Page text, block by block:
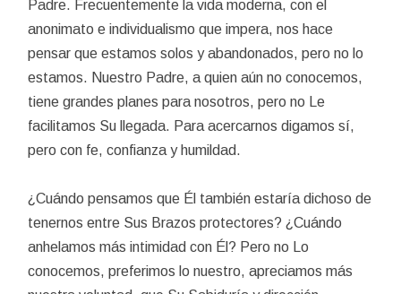
Padre. Frecuentemente la vida moderna, con el
anonimato e individualismo que impera, nos hace
pensar que estamos solos y abandonados, pero no lo
estamos. Nuestro Padre, a quien aún no conocemos,
tiene grandes planes para nosotros, pero no Le
facilitamos Su llegada. Para acercarnos digamos sí,
pero con fe, confianza y humildad.
¿Cuándo pensamos que Él también estaría dichoso de
tenernos entre Sus Brazos protectores? ¿Cuándo
anhelamos más intimidad con Él? Pero no Lo
conocemos, preferimos lo nuestro, apreciamos más